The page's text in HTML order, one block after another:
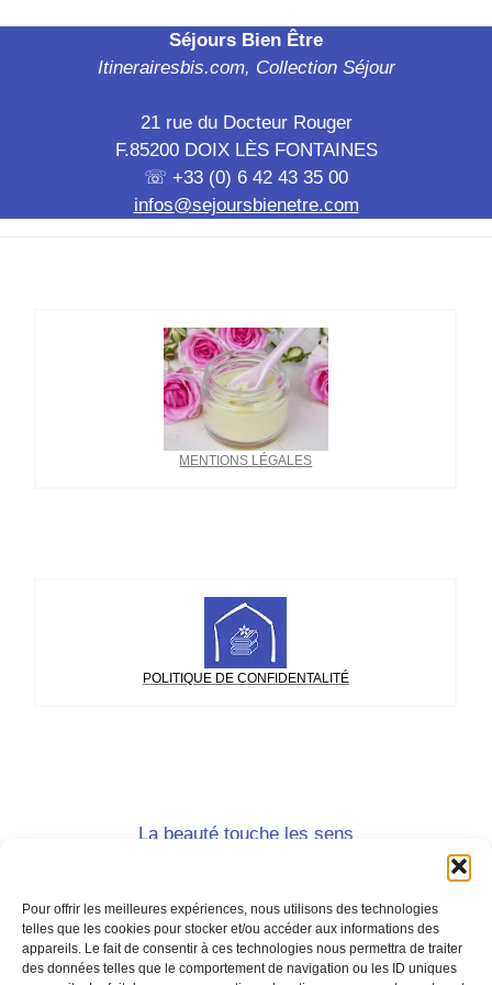
Pour offrir les meilleures expériences, nous utilisons des technologies
telles que les cookies pour stocker et/ou accéder aux informations des
appareils. Le fait de consentir à ces technologies nous permettra de traiter
des données telles que le comportement de navigation ou les ID uniques
Séjours Bien Être
Itinerairesbis.com, Collection Séjour
21 rue du Docteur Rouger
F.85200 DOIX LÈS FONTAINES
☏ +33 (0) 6 42 43 35 00
infos@sejoursbienetre.com
MENTIONS LÉGALES
POLITIQUE DE CONFIDENTALITÉ
La beauté touche les sens